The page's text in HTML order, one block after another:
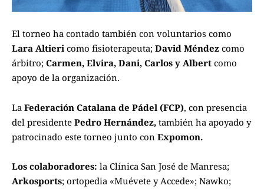
El torneo ha contado también con voluntarios como
Lara Altieri como fisioterapeuta; David Méndez como
árbitro; Carmen, Elvira, Dani, Carlos y Albert como
apoyo de la organización.
La Federación Catalana de Pádel (FCP), con presencia
del presidente Pedro Hernández, también ha apoyado y
patrocinado este torneo junto con Expomon.
Los colaboradores: la Clínica San José de Manresa;
Arkosports; ortopedia «Muévete y Accede»; Nawko;